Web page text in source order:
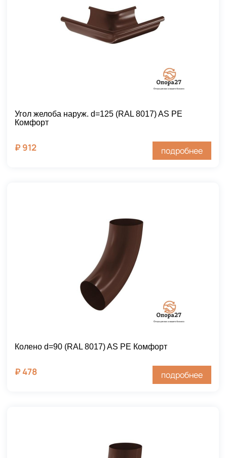
Угол желоба наруж. d=125 (RAL 8017) AS PE
Комфорт
₽ 912 подробнее
Колено d=90 (RAL 8017) AS PE Комфорт
₽478 подробнее